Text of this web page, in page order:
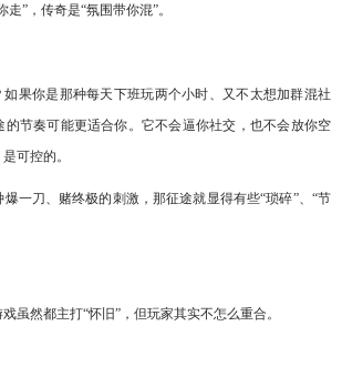
走”，传奇是“氛围带你混”。
如果你是那种每天下班玩两个小时、又不太想加群混社
的节奏可能更适合你。它不会逼你社交，也不会放你空
可控的。
一刀、赌终极的刺激，那征途就显得有些“琐碎”、“节
虽然都主打“怀旧”，但玩家其实不怎么重合。